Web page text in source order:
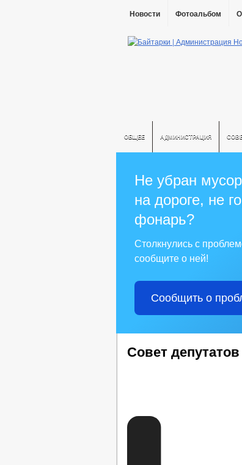
Новости Фотоальбом
ОБЩЕЕ АДМИНИСТРАЦИЯ
Не убран
на дороге, не
фонарь?
Столкнулись с
сообщите о ней!
Сообщить о
Совет депутатов